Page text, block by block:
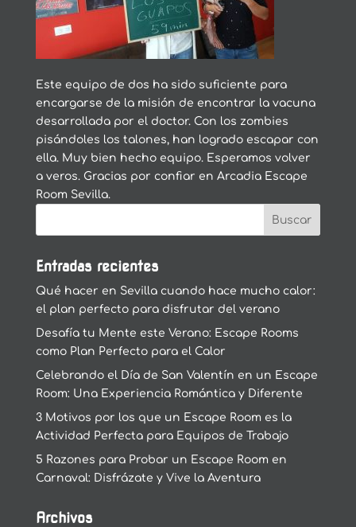
Este equipo de dos ha sido suficiente para
encargarse de la misión de encontrar la vacuna
desarrollada por el doctor. Con los zombies
pisándoles los talones, han logrado escapar con
ella. Muy bien hecho equipo. Esperamos volver
a veros. Gracias por confiar en Arcadia Escape
Room Sevilla.
Entradas recientes
Qué hacer en Sevilla cuando hace mucho calor:
el plan perfecto para disfrutar del verano
Desafía tu Mente este Verano: Escape Rooms
como Plan Perfecto para el Calor
Celebrando el Día de San Valentín en un Escape
Room: Una Experiencia Romántica y Diferente
3 Motivos por los que un Escape Room es la
Actividad Perfecta para Equipos de Trabajo
5 Razones para Probar un Escape Room en
Carnaval: Disfrázate y Vive la Aventura
Archivos